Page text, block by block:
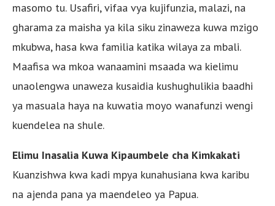
masomo tu. Usafiri, vifaa vya kujifunzia, malazi, na
gharama za maisha ya kila siku zinaweza kuwa mzigo
mkubwa, hasa kwa familia katika wilaya za mbali.
Maafisa wa mkoa wanaamini msaada wa kielimu
unaolengwa unaweza kusaidia kushughulikia baadhi
ya masuala haya na kuwatia moyo wanafunzi wengi
kuendelea na shule.
Elimu Inasalia Kuwa Kipaumbele cha Kimkakati
Kuanzishwa kwa kadi mpya kunahusiana kwa karibu
na ajenda pana ya maendeleo ya Papua.